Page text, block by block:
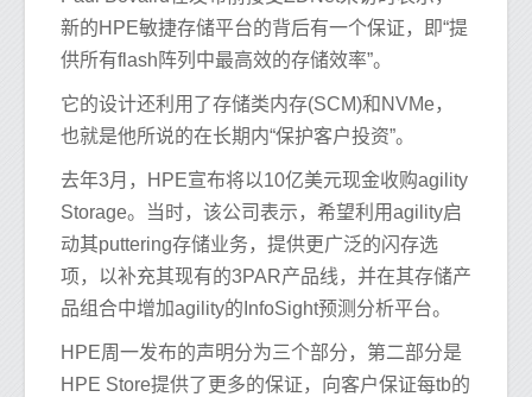
新的HPE敏捷存储平台的背后有一个保证，即“提
供所有flash阵列中最高效的存储效率”。
它的设计还利用了存储类内存(SCM)和NVMe，
也就是他所说的在长期内“保护客户投资”。
去年3月，HPE宣布将以10亿美元现金收购agility
Storage。当时，该公司表示，希望利用agility启
动其puttering存储业务，提供更广泛的闪存选
项，以补充其现有的3PAR产品线，并在其存储产
品组合中增加agility的InfoSight预测分析平台。
HPE周一发布的声明分为三个部分，第二部分是
HPE Store提供了更多的保证，向客户保证每tb的